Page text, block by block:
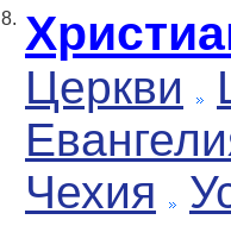
8.
Церкви
Чехия